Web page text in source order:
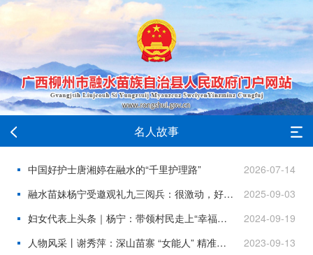
名人故事
中国好护士唐湘婷在融水的“千里护理路”
2026-07-14
融水苗妹杨宁受邀观礼九三阅兵：很激动，好好干！
2025-09-03
妇女代表上头条｜杨宁：带领村民走上“幸福路”的大苗山好女儿
2024-09-19
人物风采丨谢秀萍：深山苗寨 “女能人” 精准种粮助振兴
2023-09-13